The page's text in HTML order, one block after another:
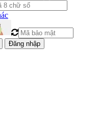
Đăng nhập